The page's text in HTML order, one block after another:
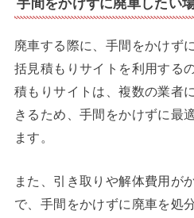
廃車する際に、手間をかけず
括見積もりサイトを利用する
積もりサイトは、複数の業者
きるため、手間をかけずに最
ます。
また、引き取りや解体費用が
で、手間をかけずに廃車を処